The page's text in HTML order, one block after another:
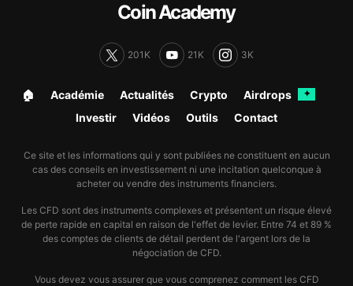
Coin Academy
201K 21K 3K
🏠︎ Académie Actualités Crypto Airdrops ✦
Investir Vidéos Outils Contact
Ce site et les informations qui y sont publiées ne constituent en aucun
cas des conseils en investissement ni une incitation quelconque à
acheter ou vendre des instruments financiers.
Les CFD sont des instruments complexes et présentent un risque élevé
de perte rapide en capital en raison de l'effet de levier. Entre 74 et 89 %
des comptes de clients de détail perdent de l'argent lors de la
négociation de CFD.
Vous devez vous assurer que vous comprenez comment les CFD